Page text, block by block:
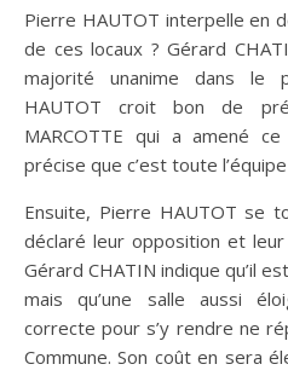
Pierre HAUTOT interpelle en
de ces locaux ? Gérard
majorité unanime dans le
HAUTOT croit bon de
MARCOTTE qui a amené
précise que c’est toute
Ensuite, Pierre HAUTOT se
déclaré leur opposition et leur
Gérard CHATIN indique qu’il
mais qu’une salle aussi
correcte pour s’y rendre ne
Commune. Son coût en sera